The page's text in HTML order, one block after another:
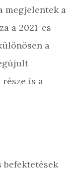
megjelentek a
a 2021-es
a
is a
befektetések